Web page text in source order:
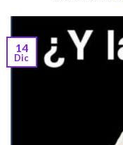
14
Dic